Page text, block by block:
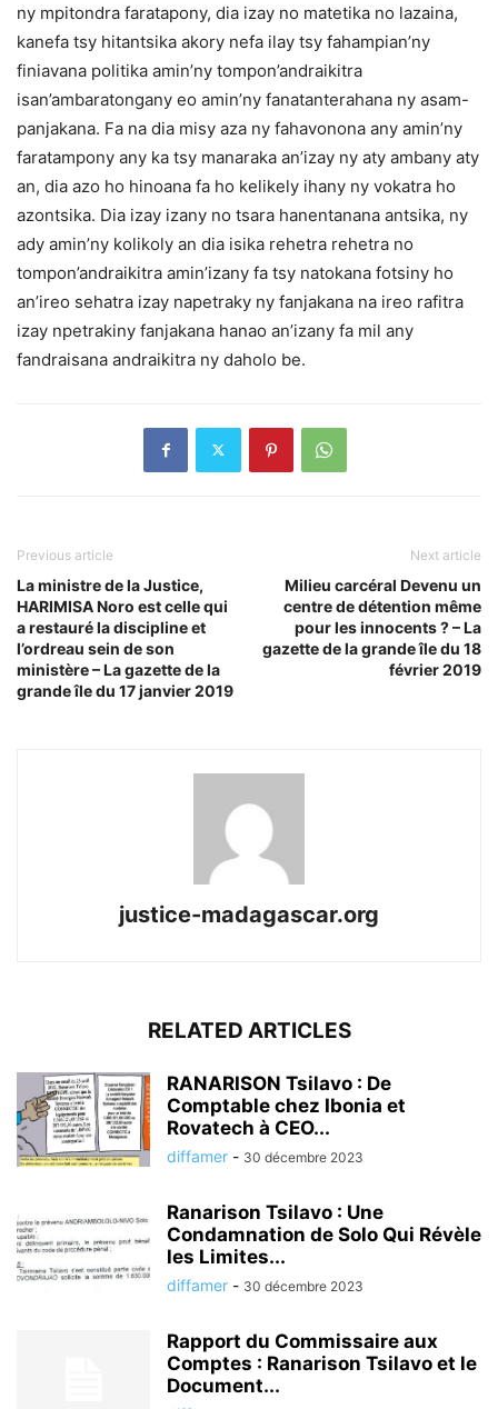
ny mpitondra faratapony, dia izay no matetika no lazaina,
kanefa tsy hitantsika akory nefa ilay tsy fahampian’ny
finiavana politika amin’ny tompon’andraikitra
isan’ambaratongany eo amin’ny fanatanterahana ny asam-
panjakana. Fa na dia misy aza ny fahavonona any amin’ny
faratampony any ka tsy manaraka an’izay ny aty ambany aty
an, dia azo ho hinoana fa ho kelikely ihany ny vokatra ho
azontsika. Dia izay izany no tsara hanentanana antsika, ny
ady amin’ny kolikoly an dia isika rehetra rehetra no
tompon’andraikitra amin’izany fa tsy natokana fotsiny ho
an’ireo sehatra izay napetraky ny fanjakana na ireo rafitra
izay npetrakiny fanjakana hanao an’izany fa mil any
fandraisana andraikitra ny daholo be.
Previous article
La ministre de la Justice,
HARIMISA Noro est celle qui
a restauré la discipline et
l’ordreau sein de son
ministère – La gazette de la
grande île du 17 janvier 2019
Next article
Milieu carcéral Devenu un
centre de détention même
pour les innocents ? – La
gazette de la grande île du 18
février 2019
justice-madagascar.org
RELATED ARTICLES
RANARISON Tsilavo : De
Comptable chez Ibonia et
Rovatech à CEO...
diffamer - 30 décembre 2023
Ranarison Tsilavo : Une
Condamnation de Solo Qui Révèle
les Limites...
diffamer - 30 décembre 2023
Rapport du Commissaire aux
Comptes : Ranarison Tsilavo et le
Document...